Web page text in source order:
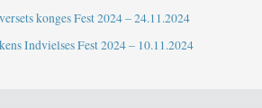
konges Fest 2024 – 24.11.2024
Indvielses Fest 2024 – 10.11.2024